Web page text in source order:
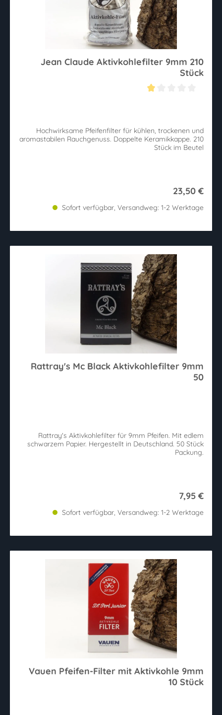
Jean Claude Aktivkohlefilter 9mm 210
Stück
Hochwirksame Pfeifenfilter für kühlen, trockenen und
aromastabilen Rauchgenuss. Doppelte Keramikkappe. 210
Stück im Beutel
23,50 €
Sofort verfügbar, Versandweg: 1-2 Werktage
Rattray's Mc Black Aktivkohlefilter 9mm
50
Rattray's Aktivkohlefilter für 9mm Pfeifen. Mit edlem
schwarzem Papier. Hergestellt in Deutschland. 50 Stück
Packung.
7,95 €
Sofort verfügbar, Versandweg: 1-2 Werktage
Vauen Pfeifen-Filter mit Aktivkohle 9mm
10 Stück